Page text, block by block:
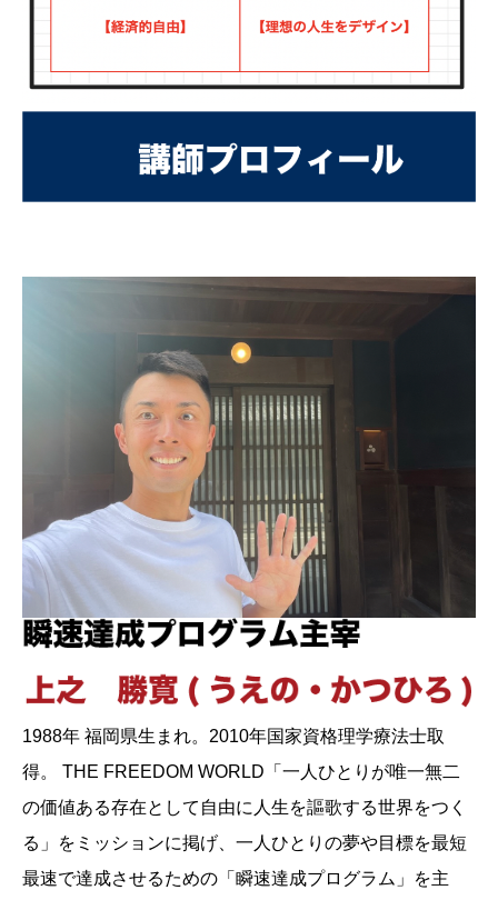
1988年 福岡県生まれ。2010年国家資格理学療法士取
得。 THE FREEDOM WORLD「一人ひとりが唯一無二
の価値ある存在として自由に人生を謳歌する世界をつく
る」をミッションに掲げ、一人ひとりの夢や目標を最短
最速で達成させるための「瞬速達成プログラム」を主